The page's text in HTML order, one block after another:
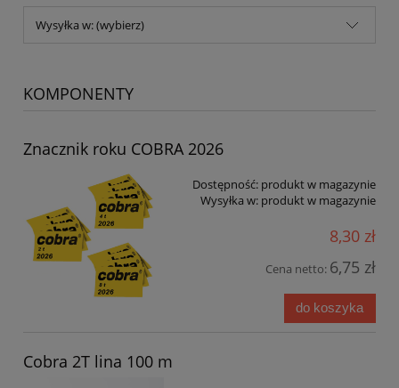
Wysyłka w: (wybierz)
KOMPONENTY
Znacznik roku COBRA 2026
Dostępność: produkt w magazynie
Wysyłka w: produkt w magazynie
8,30 zł
Cena netto: 6,75 zł
do koszyka
Cobra 2T lina 100 m